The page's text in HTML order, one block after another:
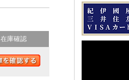
在庫確認